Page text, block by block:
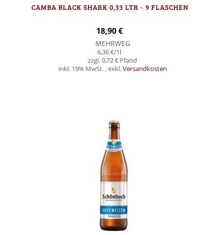
CAMBA BLACK SHARK 0,33 LTR - 9 FLASCHEN
18,90 €
MEHRWEG
6,36 €/1l
0,72 €
inkl. 19% MwSt. ,exkl.Versandkosten